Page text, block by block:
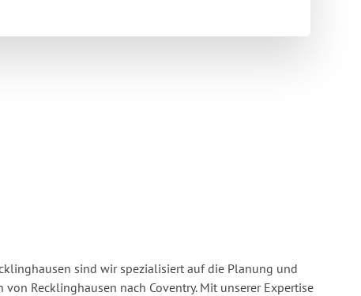
sind wir spezialisiert auf die Planung und
Recklinghausen nach Coventry. Mit unserer Expertise